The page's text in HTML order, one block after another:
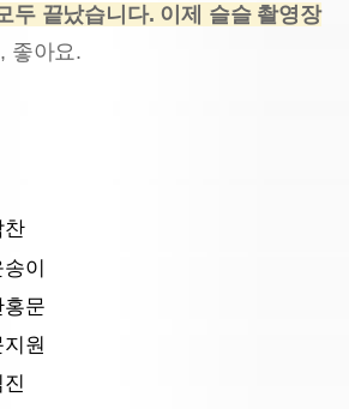
두 끝났습니다. 이제 슬슬 촬영장
좋아요.
찬
송이
홍문
지원
진